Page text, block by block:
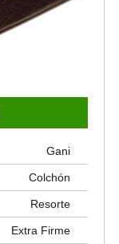
Gani
Colchón
Resorte
Extra Firme